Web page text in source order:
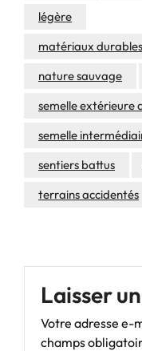
légère
matériaux
nature sauvage
semelle extérieure
semelle
sentiers battus
terrains accidentés
Laisser
Votre adresse e-
champs